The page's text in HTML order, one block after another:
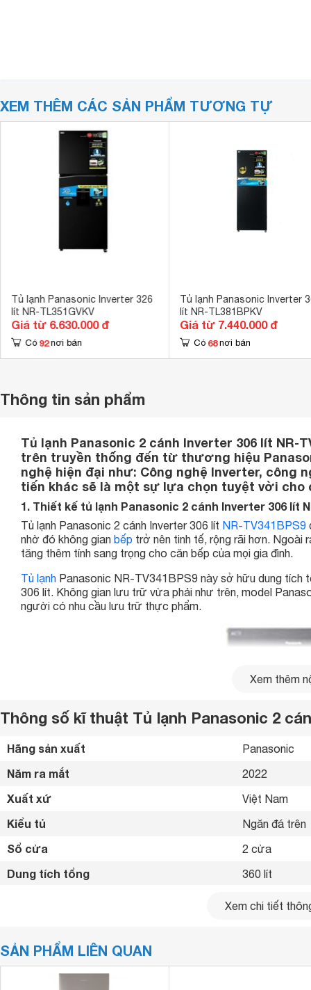
XEM THÊM CÁC SẢN PHẨM TƯƠNG TỰ
Tủ lạnh Panasonic Inverter 326
lít NR-TL351GVKV
Giá từ 6.630.000 đ
Có 92 nơi bán
Tủ lạnh Panasonic Inverter
lít NR-TL381BPKV
Giá từ 7.440.000 đ
Có 68 nơi bán
Thông tin sản phẩm
Tủ lạnh Panasonic 2 cánh Inverter 306 lít NR-
trên truyền thống đến từ thương hiệu
nghệ hiện đại như: Công nghệ Inverter, công
tiến khác sẽ là một sự lựa chọn tuyệt vời cho
1. Thiết kế tủ lạnh Panasonic 2 cánh Inverter 306 lít
Tủ lạnh Panasonic 2 cánh Inverter 306 lít NR-TV341BPS9
nhờ đó không gian bếp trở nên tinh tế, rộng rãi hơn. Ngoài
tăng thêm tính sang trọng cho căn bếp của mọi gia đình.
Tủ lạnh Panasonic NR-TV341BPS9 này sở hữu dung tích
306 lít. Không gian lưu trữ vừa phải như trên, model
người có nhu cầu lưu trữ thực phẩm.
2. Tủ lạnh Panasonic NR-TV341BPS9 tiết kiệm
Xem thêm
Thông số kĩ thuật Tủ lạnh Panasonic 2
Hãng sản xuất Panasonic
Năm ra mắt 2022
Xuất xứ Việt Nam
Kiểu tủ Ngăn đá trên
Sổ cửa 2 cửa
Dung tích tổng 360 lít
306 lít
Dung tích ngăn lạnh
Công nghệ Inverter
Xem chi tiết
SẢN PHẨM LIÊN QUAN